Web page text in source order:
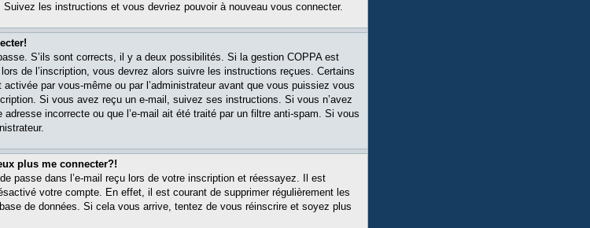
Suivez les instructions et vous devriez pouvoir à nouveau vous connecter.
S’ils sont corrects, il y a deux possibilités. Si la gestion COPPA est
de l’inscription, vous devrez alors suivre les instructions reçues. Certains
par vous-même ou par l’administrateur avant que vous puissiez vous
Si vous avez reçu un e-mail, suivez ses instructions. Si vous n’avez
incorrecte ou que l’e-mail ait été traité par un filtre anti-spam. Si vous
plus me connecter?!
passe dans l’e-mail reçu lors de votre inscription et réessayez. Il est
votre compte. En effet, il est courant de supprimer régulièrement les
de données. Si cela vous arrive, tentez de vous réinscrire et soyez plus